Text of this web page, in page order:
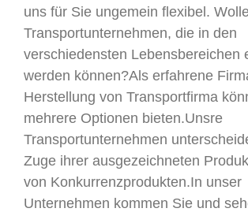
uns für Sie ungemein flexibel.
Transportunternehmen, die in den
verschiedensten Lebensbereichen
werden können?Als erfahrene
Herstellung von Transportfirma
mehrere Optionen bieten.Unsre
Transportunternehmen
Zuge ihrer ausgezeichneten
von Konkurrenzprodukten.In unser
Unternehmen kommen Sie und